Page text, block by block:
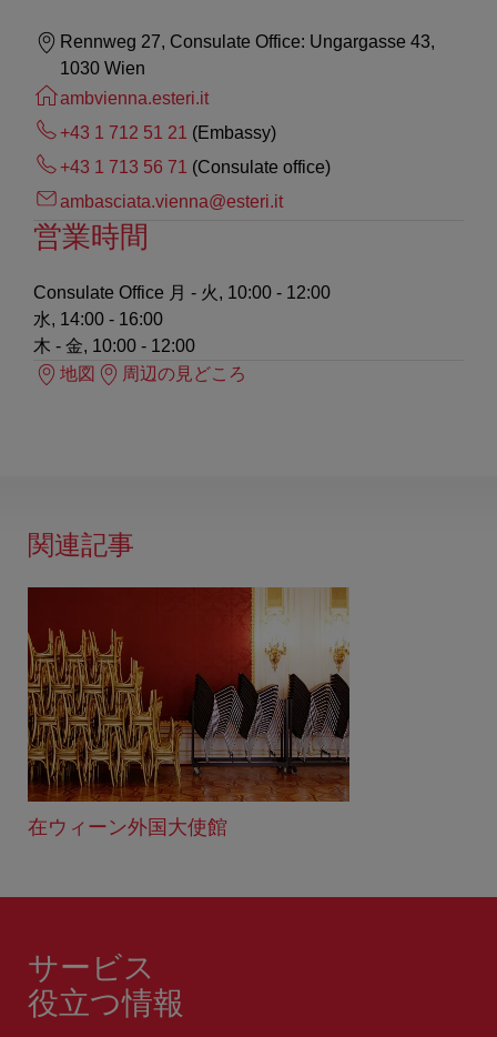
Rennweg 27, Consulate Office: Ungargasse 43,
1030 Wien
ambvienna.esteri.it
+43 1 712 51 21 (Embassy)
+43 1 713 56 71 (Consulate office)
ambasciata.vienna@esteri.it
営業時間
Consulate Office 月 - 火, 10:00 - 12:00
水, 14:00 - 16:00
木 - 金, 10:00 - 12:00
地図
周辺の見どころ
関連記事
在ウィーン外国大使館
サービス
役立つ情報